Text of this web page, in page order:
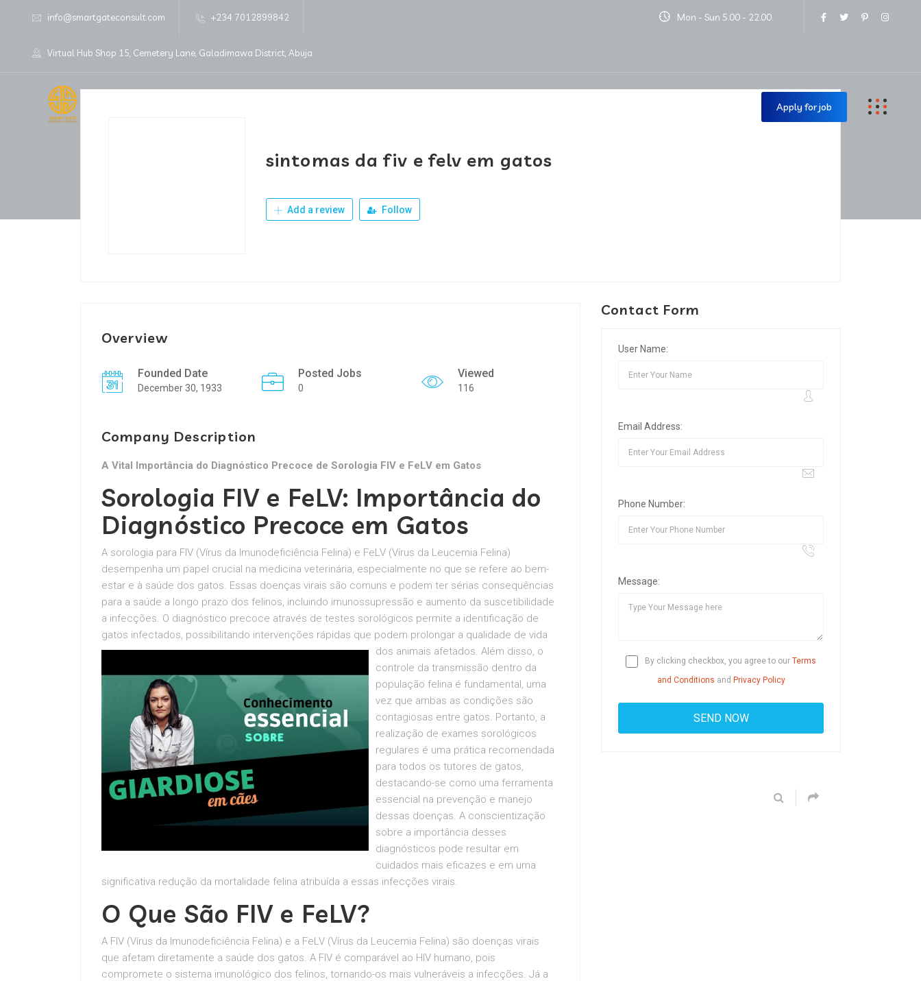
info@smartgateconsult.com +234 7012899842
Virtual Hub Shop 15, Cemetery Lane, Galadimawa District, Abuja
Mon - Sun 5.00 - 22.00.
Apply for job
sintomas da fiv e felv em gatos
Add a review Follow
Overview
Founded Date
December 30, 1933
Posted Jobs
0
Viewed
116
Company Description
A Vital Importância do Diagnóstico Precoce de Sorologia FIV e FeLV em Gatos
Sorologia FIV e FeLV: Importância do
Diagnóstico Precoce em Gatos
A sorologia para FIV (Vírus da Imunodeficiência Felina) e FeLV (Vírus da Leucemia Felina)
desempenha um papel crucial na medicina veterinária, especialmente no que se refere ao bem-
estar e à saúde dos gatos. Essas doenças virais são comuns e podem ter sérias consequências
para a saúde a longo prazo dos felinos, incluindo imunossupressão e aumento da suscetibilidade
a infecções. O diagnóstico precoce através de testes sorológicos permite a identificação de
gatos infectados, possibilitando intervenções rápidas que podem prolongar a qualidade de vida
dos animais afetados. Além disso, o
controle da transmissão dentro da
população felina é fundamental, uma
vez que ambas as condições são
contagiosas entre gatos. Portanto, a
realização de exames sorológicos
regulares é uma prática recomendada
para todos os tutores de gatos,
destacando-se como uma ferramenta
essencial na prevenção e manejo
dessas doenças. A conscientização
sobre a importância desses
diagnósticos pode resultar em
cuidados mais eficazes e em uma
significativa redução da mortalidade felina atribuída a essas infecções virais.
O Que São FIV e FeLV?
A FIV (Vírus da Imunodeficiência Felina) e a FeLV (Vírus da Leucemia Felina) são doenças virais
que afetam diretamente a saúde dos gatos. A FIV é comparável ao HIV humano, pois
compromete o sistema imunológico dos felinos, tornando-os mais vulneráveis a infecções. Já a
Contact Form
User Name:
Email Address:
Phone Number:
Message:
By clicking checkbox, you agree to our Terms
and Conditions and Privacy Policy